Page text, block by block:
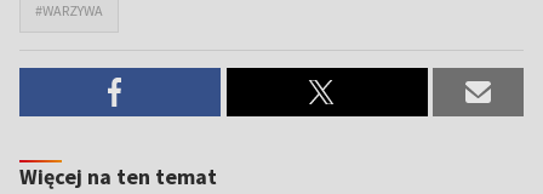
#WARZYWA
Więcej na ten temat